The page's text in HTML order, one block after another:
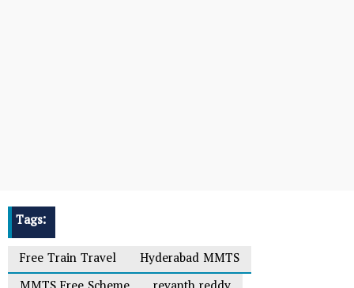
Tags:
Free Train Travel
Hyderabad MMTS